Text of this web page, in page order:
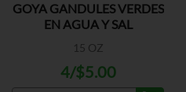
GOYA GANDULES VERDES
EN AGUA Y SAL
15 OZ
4/$5.00